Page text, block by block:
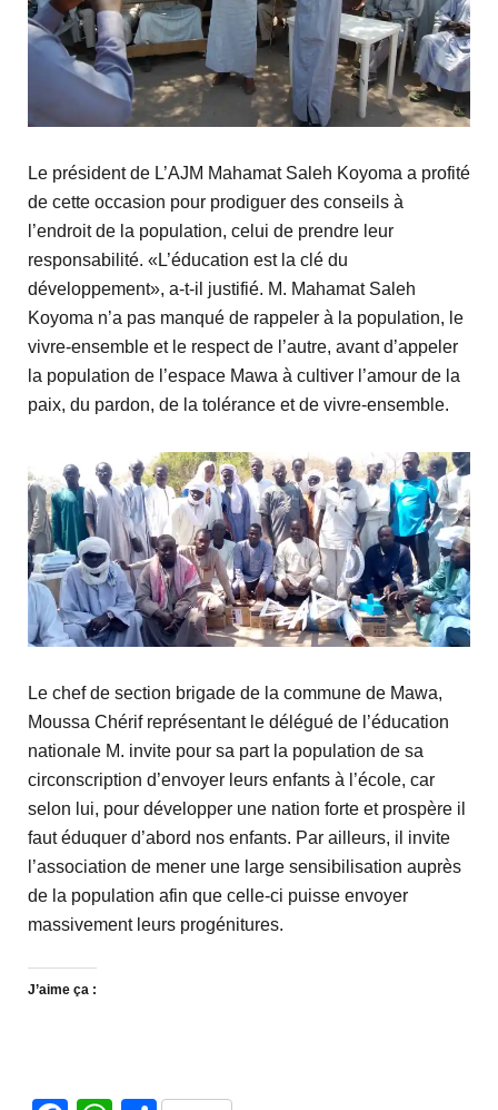
Le président de L’AJM Mahamat Saleh Koyoma a profité
de cette occasion pour prodiguer des conseils à
l’endroit de la population, celui de prendre leur
responsabilité. «L’éducation est la clé du
développement», a-t-il justifié. M. Mahamat Saleh
Koyoma n’a pas manqué de rappeler à la population, le
vivre-ensemble et le respect de l’autre, avant d’appeler
la population de l’espace Mawa à cultiver l’amour de la
paix, du pardon, de la tolérance et de vivre-ensemble.
Le chef de section brigade de la commune de Mawa,
Moussa Chérif représentant le délégué de l’éducation
nationale M. invite pour sa part la population de sa
circonscription d’envoyer leurs enfants à l’école, car
selon lui, pour développer une nation forte et prospère il
faut éduquer d’abord nos enfants. Par ailleurs, il invite
l’association de mener une large sensibilisation auprès
de la population afin que celle-ci puisse envoyer
massivement leurs progénitures.
J’aime ça :